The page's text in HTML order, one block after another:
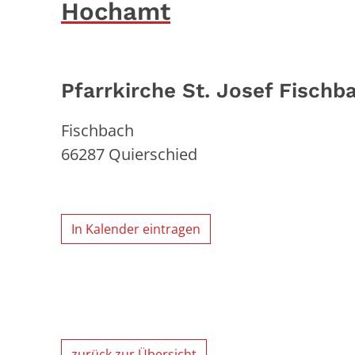
Hochamt
Pfarrkirche St. Josef
Fischbach
66287 Quierschied
In Kalender eintragen